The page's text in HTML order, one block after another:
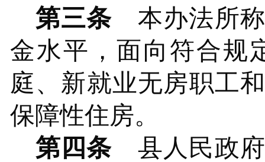
第三条
本办法所
金水平，面向符合规
庭、新就业无房职工
保障性住房。
第四条
县 人民政